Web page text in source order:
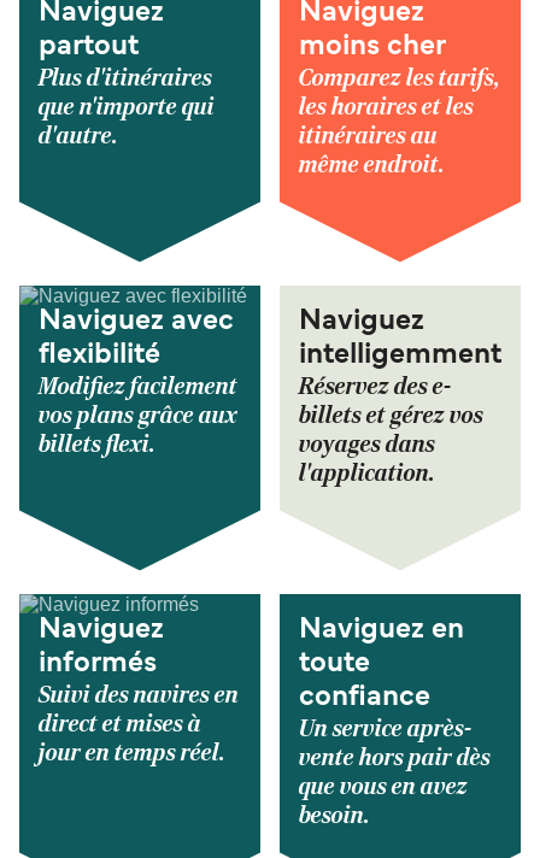
Naviguez
partout
Plus d'itinéraires
que n'importe qui
d'autre.
Naviguez
moins cher
Comparez les tarifs,
les horaires et les
itinéraires au
même endroit.
Naviguez avec
flexibilité
Modifiez facilement
vos plans grâce aux
billets flexi.
Naviguez
intelligemment
Réservez des e-
billets et gérez vos
voyages dans
l'application.
Naviguez
informés
Suivi des navires en
direct et mises à
jour en temps réel.
Naviguez en
toute
confiance
Un service après-
vente hors pair dès
que vous en avez
besoin.